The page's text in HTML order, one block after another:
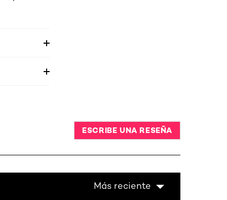
ESCRIBE UNA RESEÑA
Más reciente